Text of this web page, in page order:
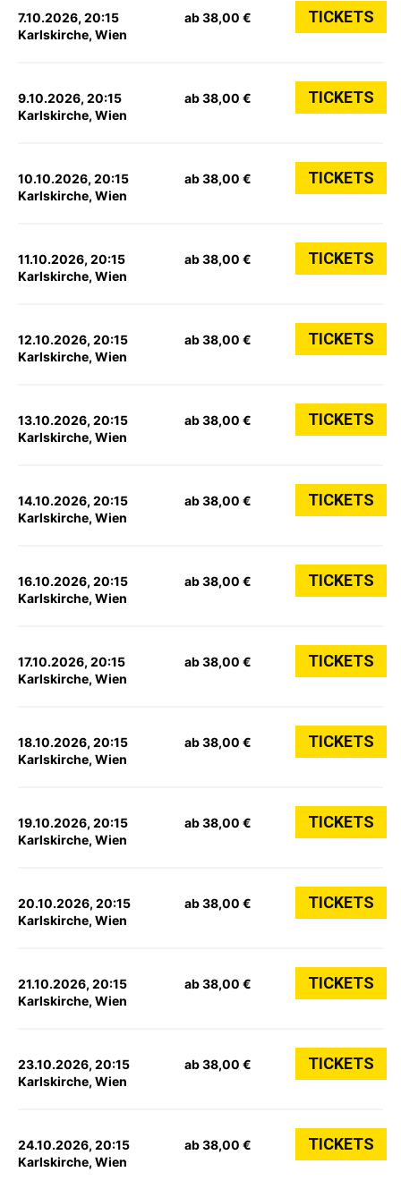
7.10.2026, 20:15
Karlskirche, Wien
ab 38,00 € TICKETS
9.10.2026, 20:15
Karlskirche, Wien
ab 38,00 € TICKETS
10.10.2026, 20:15
Karlskirche, Wien
ab 38,00 € TICKETS
11.10.2026, 20:15
Karlskirche, Wien
ab 38,00 € TICKETS
12.10.2026, 20:15
Karlskirche, Wien
ab 38,00 € TICKETS
13.10.2026, 20:15
Karlskirche, Wien
ab 38,00 € TICKETS
14.10.2026, 20:15
Karlskirche, Wien
ab 38,00 € TICKETS
16.10.2026, 20:15
Karlskirche, Wien
ab 38,00 € TICKETS
17.10.2026, 20:15
Karlskirche, Wien
ab 38,00 € TICKETS
18.10.2026, 20:15
Karlskirche, Wien
ab 38,00 € TICKETS
19.10.2026, 20:15
Karlskirche, Wien
ab 38,00 € TICKETS
20.10.2026, 20:15
Karlskirche, Wien
ab 38,00 € TICKETS
21.10.2026, 20:15
Karlskirche, Wien
ab 38,00 € TICKETS
23.10.2026, 20:15
Karlskirche, Wien
ab 38,00 € TICKETS
24.10.2026, 20:15
Karlskirche, Wien
ab 38,00 € TICKETS